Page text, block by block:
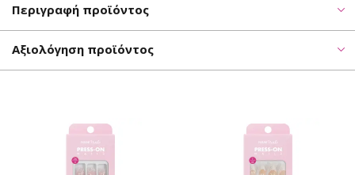
Περιγραφή προϊόντος
Αξιολόγηση προϊόντος